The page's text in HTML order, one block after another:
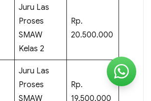
Juru Las
Proses
SMAW
Kelas 2
Rp.
20.500.000
Juru Las
Proses
SMAW
Rp.
19.500.000